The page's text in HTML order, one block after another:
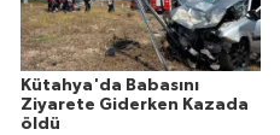
Kütahya'da Babasını
Ziyarete Giderken Kazada
öldü